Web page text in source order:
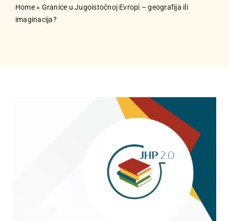
Publikacije
Home» Granice u Jugoistočnoj Evropi – geografija ili
imaginacija?